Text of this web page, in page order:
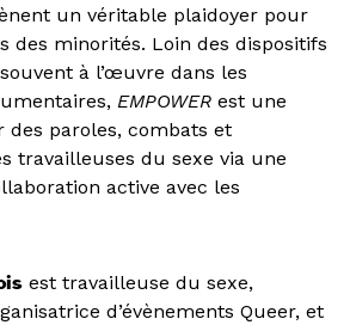
un véritable plaidoyer pour
des minorités. Loin des dispositifs
à l’œuvre dans les
EMPOWER est une
des paroles, combats et
travailleuses du sexe via une
active avec les
est travailleuse du sexe,
d’évènements Queer, et